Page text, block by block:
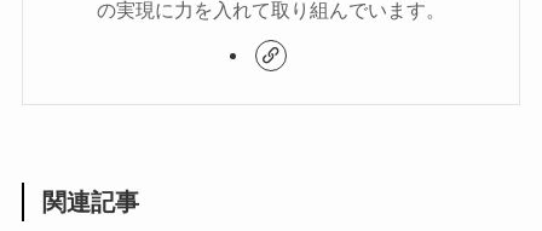
の実現に力を入れて取り組んでいます。
関連記事